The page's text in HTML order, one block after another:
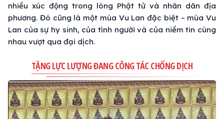
nhiều xúc động trong lòng Phật tử và nhân dân địa
phương. Đó cũng là một mùa Vu Lan đặc biệt – mùa Vu
Lan của sự hy sinh, của tình người và của niềm tin cùng
nhau vượt qua đại dịch.
TẶNG LỰC LƯỢNG ĐANG CÔNG TÁC CHỐNG DỊCH